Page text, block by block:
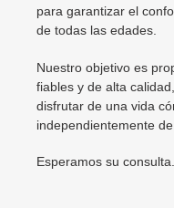
para garantizar el
de todas las edades.
Nuestro objetivo es
fiables y de alta
disfrutar de una vida
independientemente
Esperamos su consulta.